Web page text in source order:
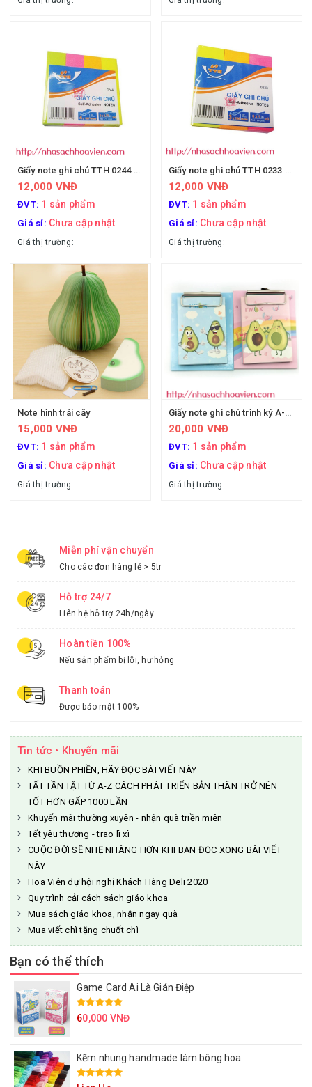
Giấy note ghi chú TTH 0244 4 màu
12,000 VNĐ
ĐVT: 1 sản phẩm
Giá sỉ: Chưa cập nhật
Giá thị trường:
Giấy note ghi chú TTH 0233 3 màu
12,000 VNĐ
ĐVT: 1 sản phẩm
Giá sỉ: Chưa cập nhật
Giá thị trường:
Note hình trái cây
15,000 VNĐ
ĐVT: 1 sản phẩm
Giá sỉ: Chưa cập nhật
Giá thị trường:
Giấy note ghi chú trình ký A-603
20,000 VNĐ
ĐVT: 1 sản phẩm
Giá sỉ: Chưa cập nhật
Giá thị trường:
Miễn phí vận chuyển
Cho các đơn hàng lẻ > 5tr
Hỗ trợ 24/7
Liên hệ hỗ trợ 24h/ngày
Hoàn tiền 100%
Nếu sản phẩm bị lỗi, hư hỏng
Thanh toán
Được bảo mật 100%
Tin tức • Khuyến mãi
KHI BUỒN PHIỀN, HÃY ĐỌC BÀI VIẾT NÀY
TẤT TẦN TẬT TỪ A-Z CÁCH PHÁT TRIỂN BẢN THÂN TRỞ NÊN
TỐT HƠN GẤP 1000 LẦN
Khuyến mãi thường xuyên - nhận quà triền miên
Tết yêu thương - trao lì xì
CUỘC ĐỜI SẼ NHẸ NHÀNG HƠN KHI BẠN ĐỌC XONG BÀI VIẾT
NÀY
Hoa Viên dự hội nghị Khách Hàng Deli 2020
Quy trình cải cách sách giáo khoa
Mua sách giáo khoa, nhận ngay quà
Mua viết chì tặng chuốt chì
Bạn có thể thích
Game Card Ai Là Gián Điệp
60,000 VNĐ
Kẽm nhung handmade làm bông hoa